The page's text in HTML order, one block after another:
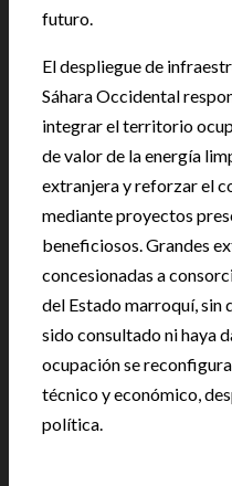
futuro.
El despliegue de
Sáhara Occidental
integrar el territorio
de valor de la energía
extranjera y reforzar el
mediante proyectos
beneficiosos. Grandes
concesionadas a
del Estado marroquí, sin
sido consultado ni haya
ocupación se
técnico y económico,
política.